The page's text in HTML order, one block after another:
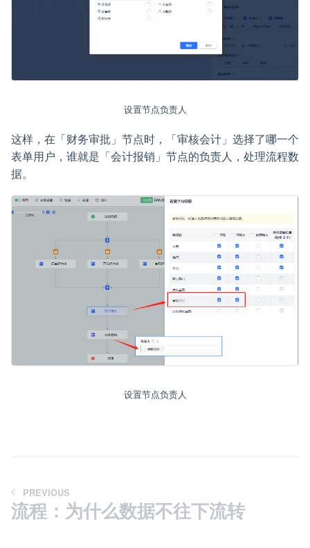
设置节点负责人
这样，在「财务审批」节点时，「审核会计」选择了哪一个
表单用户，谁就是「会计报销」节点的负责人，处理流程数
据。
设置节点负责人
PREVIOUS
流程：为什么数据不往下流转